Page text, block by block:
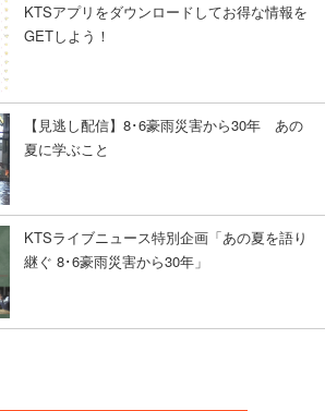
KTSアプリをダウンロードしてお得な情報を
GETしよう！
【見逃し配信】8･6豪雨災害から30年 あの
夏に学ぶこと
KTSライブニュース特別企画「あの夏を語り
継ぐ 8･6豪雨災害から30年」